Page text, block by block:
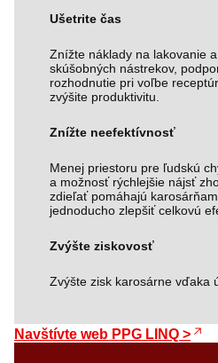
Ušetrite čas
Znížte náklady na lakovanie
skúšobných nástrekov,
rozhodnutie pri voľbe
zvýšite produktivitu.
Znížte neefektívnosť
Menej priestoru pre ľudskú
a možnosť rýchlejšie nájsť
zdieľať pomáhajú
jednoducho zlepšiť celkovú
Zvýšte ziskovosť
Zvýšte zisk karosárne vďaka
Navštívte web PPG LINQ >